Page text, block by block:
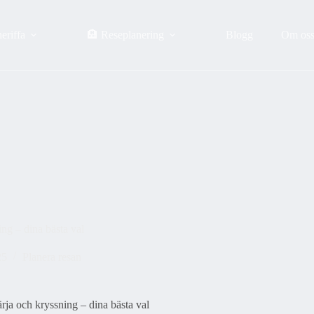
och kryssning – dina bästa val